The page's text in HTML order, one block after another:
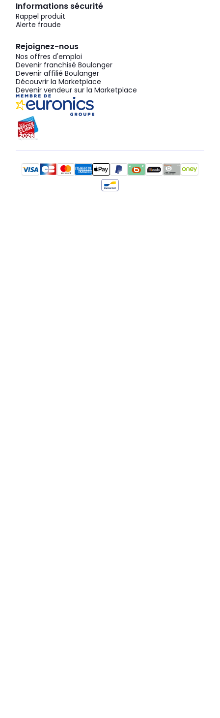
Informations sécurité
Rappel produit
Alerte fraude
Rejoignez-nous
Nos offres d'emploi
Devenir franchisé Boulanger
Devenir affilié Boulanger
Découvrir la Marketplace
Devenir vendeur sur la Marketplace